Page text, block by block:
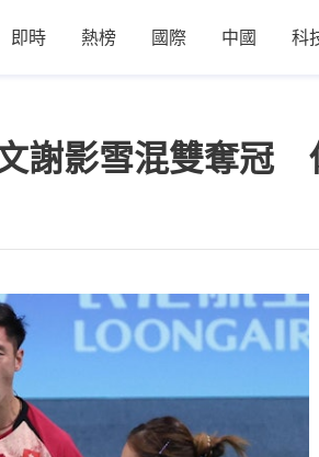
即時 熱榜 國際 中國 科
謝影雪混雙奪冠